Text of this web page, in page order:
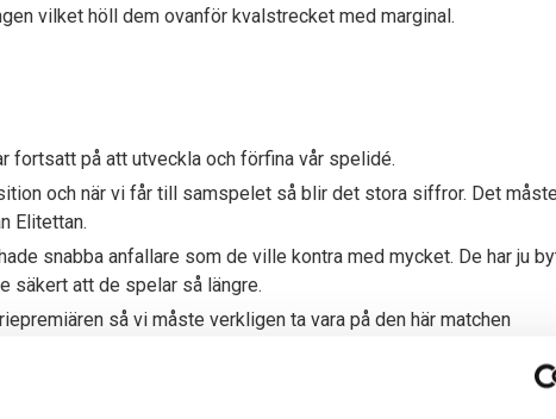
vilket höll dem ovanför kvalstrecket med marginal.
fortsatt på att utveckla och förfina vår spelidé.
och när vi får till samspelet så blir det stora siffror. Det måste
Elitettan.
snabba anfallare som de ville kontra med mycket. De har ju
säkert att de spelar så längre.
så vi måste verkligen ta vara på den här matchen